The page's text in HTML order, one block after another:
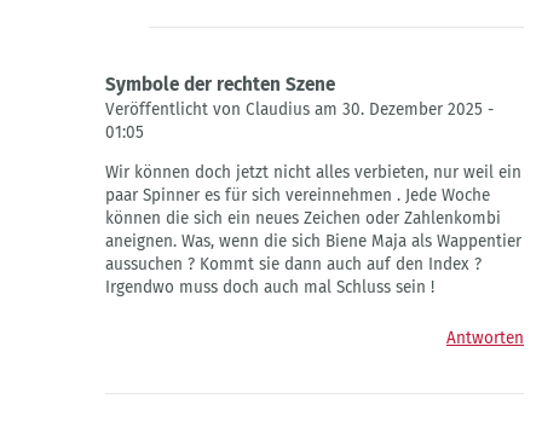
Symbole der rechten Szene
Veröffentlicht von Claudius am 30. Dezember 2025 -
01:05
auf
Bitte
informiere
dich
bevor
du
Wir können doch jetzt nicht alles verbieten, nur weil ein
paar Spinner es für sich vereinnehmen . Jede Woche
können die sich ein neues Zeichen oder Zahlenkombi
aneignen. Was, wenn die sich Biene Maja als Wappentier
aussuchen ? Kommt sie dann auch auf den Index ?
Irgendwo muss doch auch mal Schluss sein !
Antworten